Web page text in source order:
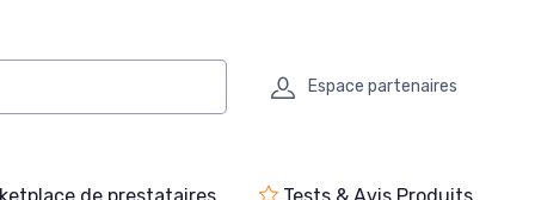
Espace partenaires